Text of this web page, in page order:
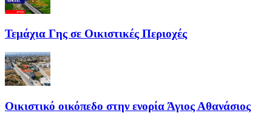
Τεμάχια Γης σε Οικιστικές Περιοχές
Οικιστικό οικόπεδο στην ενορία Άγιος Αθανάσιος